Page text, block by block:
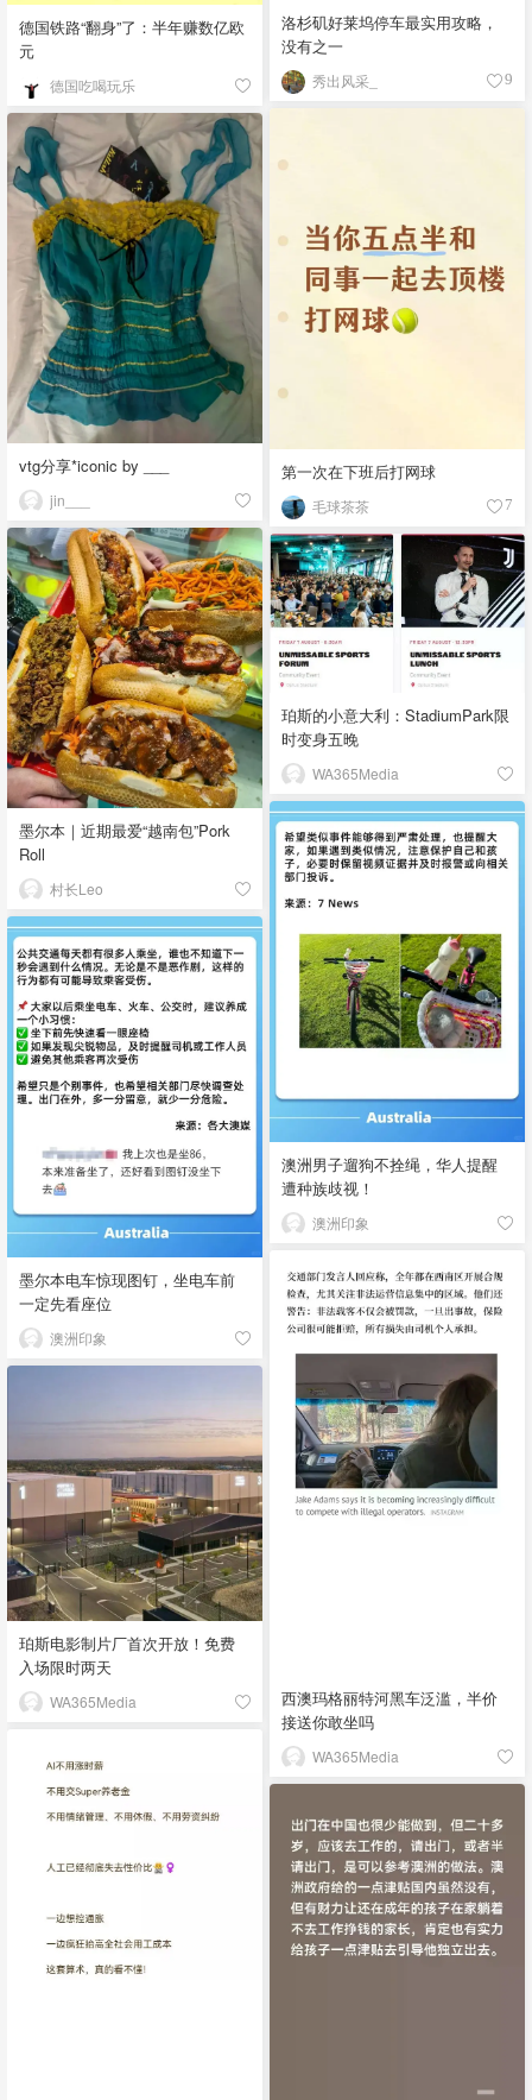
德国铁路“翻身”了：半年赚数亿欧
元
德国吃喝玩乐
洛杉矶好莱坞停车最实用攻略，
没有之一
秀出风采_ 9
第一次在下班后打网球
毛球茶茶 7
vtg分享*iconic by ___
jin___
墨尔本｜近期最爱“越南包”Pork
Roll
村长Leo
珀斯的小意大利：StadiumPark限
时变身五晚
WA365Media
澳洲男子遛狗不拴绳，华人提醒
遭种族歧视！
澳洲印象
墨尔本电车惊现图钉，坐电车前
一定先看座位
澳洲印象
西澳玛格丽特河黑车泛滥，半价
接送你敢坐吗
WA365Media
珀斯电影制片厂首次开放！免费
入场限时两天
WA365Media